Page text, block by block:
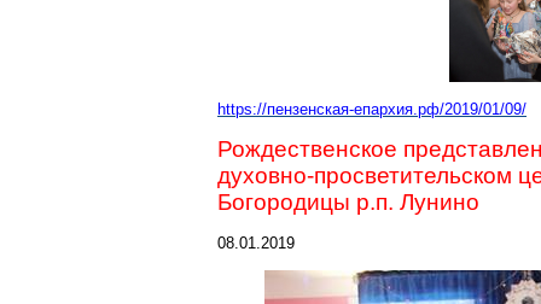
https://пензенская-епархия.рф/2019/01/09/
Рождественское
духовно-просветительском
Богородицы р.п. Лунино
08.01.2019